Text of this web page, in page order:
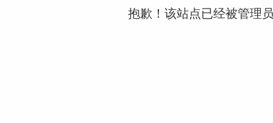
抱歉！该站点已经被管理